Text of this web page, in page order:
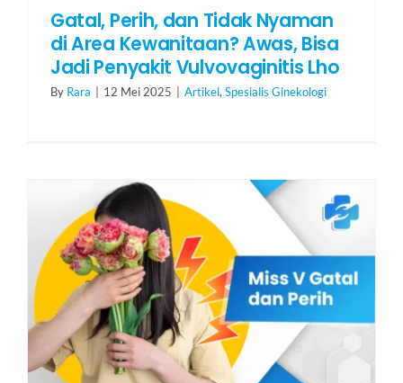
Gatal, Perih, dan Tidak Nyaman
di Area Kewanitaan? Awas, Bisa
Jadi Penyakit Vulvovaginitis Lho
By Rara 12 Mei 2025 Artikel, Spesialis Ginekologi